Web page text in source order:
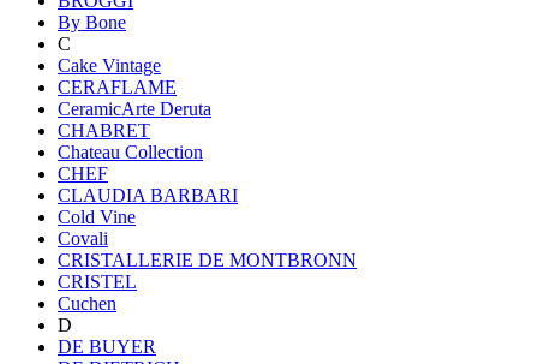
By Bone
C
Cake Vintage
CERAFLAME
CeramicArte Deruta
CHABRET
Chateau Collection
CHEF
CLAUDIA BARBARI
Cold Vine
Covali
CRISTALLERIE DE MONTBRONN
CRISTEL
Cuchen
D
DE BUYER